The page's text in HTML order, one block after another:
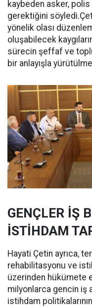
kaybeden asker,
gerektiğini
yönelik olası
oluşabilecek
sürecin şeffaf ve
bir anlayışla
GENÇLER İŞ
İSTİHDAM
Hayati Çetin ayrıca,
rehabilitasyonu ve
üzerinden hükümete
milyonlarca gencin iş
istihdam